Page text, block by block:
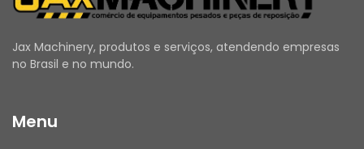
Jax Machinery, produtos e serviços, atendendo empresas
no Brasil e no mundo.
Menu